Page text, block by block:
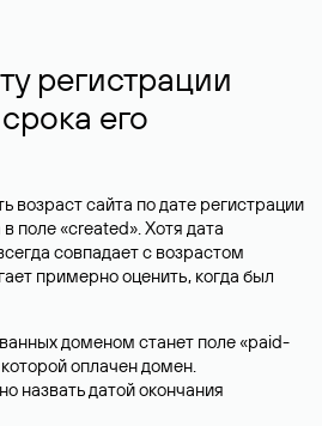
регистрации
его
возраст сайта по дате регистрации
поле «created». Хотя дата
совпадает с возрастом
примерно оценить, когда был
доменом станет поле «paid-
оплачен домен.
назвать датой окончания